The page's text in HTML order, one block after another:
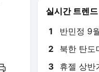
실시간 트렌드
1 반민정 9
2 북한 탄도
3 휴젤 상반